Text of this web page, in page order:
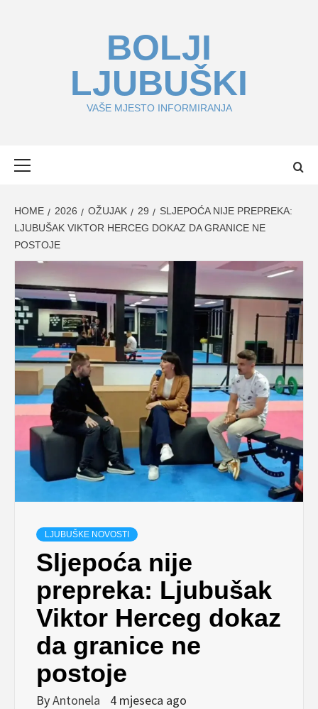
BOLJI
LJUBUŠKI
VAŠE MJESTO INFORMIRANJA
HOME 2026 OŽUJAK 29
SLJEPOĆA NIJE PREPREKA:
LJUBUŠAK VIKTOR HERCEG DOKAZ DA GRANICE NE
POSTOJE
LJUBUŠKE NOVOSTI
Sljepoća nije
prepreka: Ljubušak
Viktor Herceg dokaz
da granice ne
postoje
ByAntonela 4 mjeseca ago